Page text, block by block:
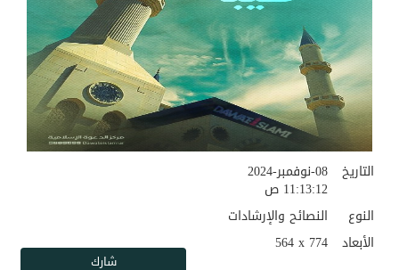
08-نوفمبر-2024
11:13:12 ص
التاريخ
النصائح والإرشادات
النوع
564 x 774 الأبعاد